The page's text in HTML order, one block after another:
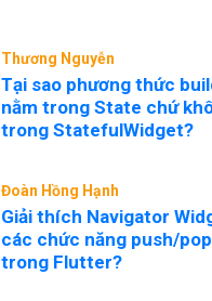
Thương Nguyễn
Tại sao phương thức
nằm trong State chứ
trong StatefulWidget?
Đoàn Hồng Hạnh
Giải thích Navigator
các chức năng push/
trong Flutter?